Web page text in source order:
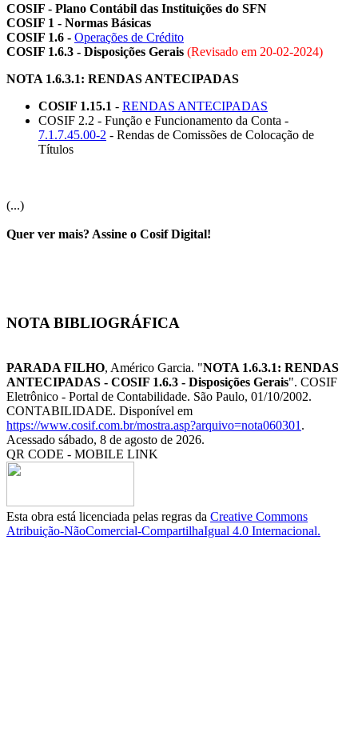
COSIF - Plano Contábil das Instituições do SFN
COSIF 1 - Normas Básicas
COSIF 1.6 - Operações de Crédito
COSIF 1.6.3 - Disposições Gerais (Revisado em 20-02-2024)
NOTA 1.6.3.1: RENDAS ANTECIPADAS
COSIF 1.15.1 - RENDAS ANTECIPADAS
COSIF 2.2 - Função e Funcionamento da Conta -
7.1.7.45.00-2 - Rendas de Comissões de Colocação de
Títulos
(...)
Quer ver mais? Assine o Cosif Digital!
NOTA BIBLIOGRÁFICA
PARADA FILHO, Américo Garcia. "NOTA 1.6.3.1: RENDAS
ANTECIPADAS - COSIF 1.6.3 - Disposições Gerais". COSIF
Eletrônico - Portal de Contabilidade. São Paulo, 01/10/2002.
CONTABILIDADE. Disponível em
https://www.cosif.com.br/mostra.asp?arquivo=nota060301 .
Acessado sábado, 8 de agosto de 2026.
QR CODE - MOBILE LINK
Esta obra está licenciada pelas regras da Creative Commons
Atribuição-NãoComercial-CompartilhaIgual 4.0 Internacional.